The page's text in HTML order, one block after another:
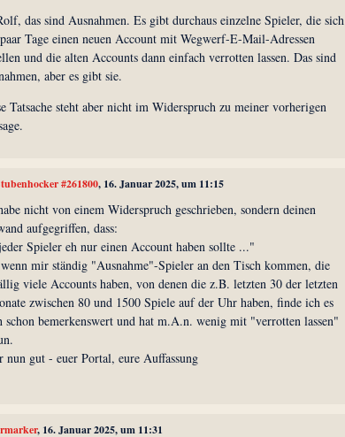
das sind Ausnahmen. Es gibt durchaus einzelne Spieler, die sich
Tage einen neuen Account mit Wegwerf-E-Mail-Adressen
und die alten Accounts dann einfach verrotten lassen. Das sind
aber es gibt sie.
Tatsache steht aber nicht im Widerspruch zu meiner vorherigen
#261800, 16. Januar 2025, um 11:15
nicht von einem Widerspruch geschrieben, sondern deinen
aufgegriffen, dass:
Spieler eh nur einen Account haben sollte ..."
mir ständig "Ausnahme"-Spieler an den Tisch kommen, die
viele Accounts haben, von denen die z.B. letzten 30 der letzten
zwischen 80 und 1500 Spiele auf der Uhr haben, finde ich es
schon bemerkenswert und hat m.A.n. wenig mit "verrotten lassen"
nun gut - euer Portal, eure Auffassung
, 16. Januar 2025, um 11:31